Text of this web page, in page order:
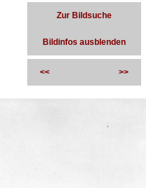
Zur Bildsuche
Bildinfos ausblenden
<< >>